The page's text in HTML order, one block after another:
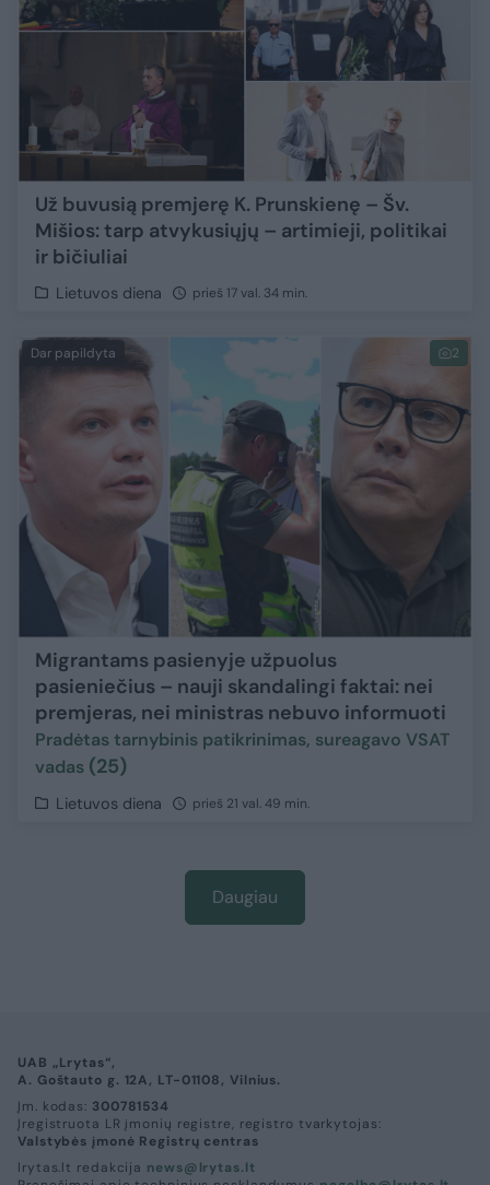
Už buvusią premjerę K. Prunskienę – Šv.
Mišios: tarp atvykusiųjų – artimieji, politikai
ir bičiuliai
Lietuvos diena prieš 17 val. 34 min.
Dar papildyta 2
Migrantams pasienyje užpuolus
pasieniečius – nauji skandalingi faktai: nei
premjeras, nei ministras nebuvo informuoti
Pradėtas tarnybinis patikrinimas, sureagavo VSAT
vadas (25)
Lietuvos diena prieš 21 val. 49 min.
Daugiau
UAB „Lrytas“,
A. Goštauto g. 12A, LT-01108, Vilnius.
Įm. kodas: 300781534
Įregistruota LR įmonių registre, registro tvarkytojas:
Valstybės įmonė Registrų centras
lrytas.lt redakcija news@lrytas.lt